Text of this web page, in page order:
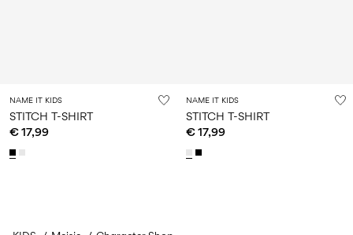
NAME IT KIDS
STITCH T-SHIRT
€ 17,99
NAME IT KIDS
STITCH T-SHIRT
€ 17,99